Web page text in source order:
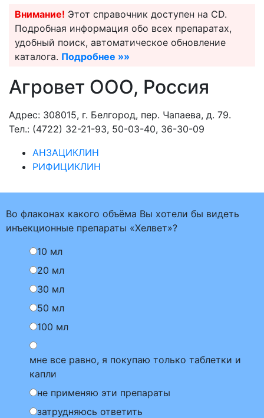
Внимание! Этот справочник доступен на CD.
Подробная информация обо всех препаратах,
удобный поиск, автоматическое обновление
каталога. Подробнее »»
Агровет ООО, Россия
Адрес: 308015, г. Белгород, пер. Чапаева, д. 79.
Тел.: (4722) 32-21-93, 50-03-40, 36-30-09
АНЗАЦИКЛИН
РИФИЦИКЛИН
Во флаконах какого объёма Вы хотели бы видеть
инъекционные препараты «Хелвет»?
10 мл
20 мл
30 мл
50 мл
100 мл
мне все равно, я покупаю только таблетки и
капли
не применяю эти препараты
затрудняюсь ответить